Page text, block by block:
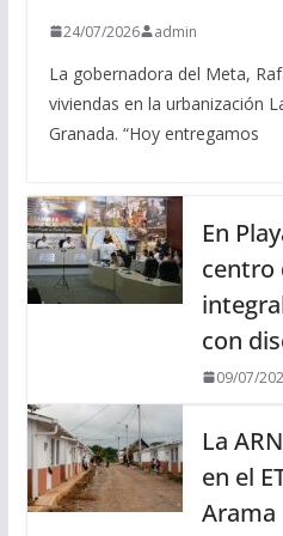
24/07/2026 admin
La gobernadora del Meta,
viviendas en la urbanización
Granada. “Hoy entregamos
En
centro
con
09/07/
La
en el
Arama